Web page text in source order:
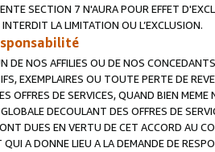
SECTION 7 N'AURA POUR EFFET
LA LIMITATION OU L’EXCLUSION.
DE NOS AFFILIES OU DE NOS
EXEMPLAIRES OU TOUTE PERTE DE
OFFRES DE SERVICES, QUAND BIEN
DECOULANT DES OFFRES DE
DUES EN VERTU DE CET ACCORD AU
QUI A DONNE LIEU A LA DEMANDE DE